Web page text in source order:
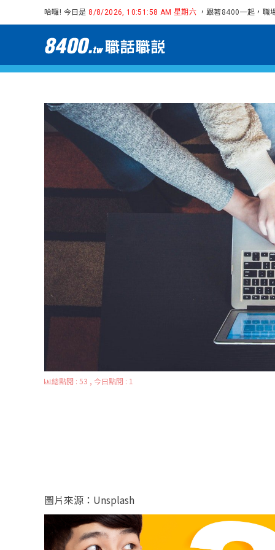
哈囉! 今日是 8/8/2026, 10:51:59 AM 星期六 ，跟著8400一起，職
總點閱 : 53 , 今日點閱 : 1
圖片來源：Unsplash